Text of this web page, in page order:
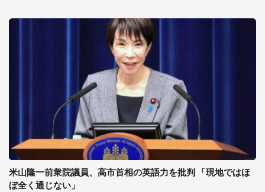
米山隆一前衆院議員、高市首相の英語力を批判 「現地ではほ
ぼ全く通じない」